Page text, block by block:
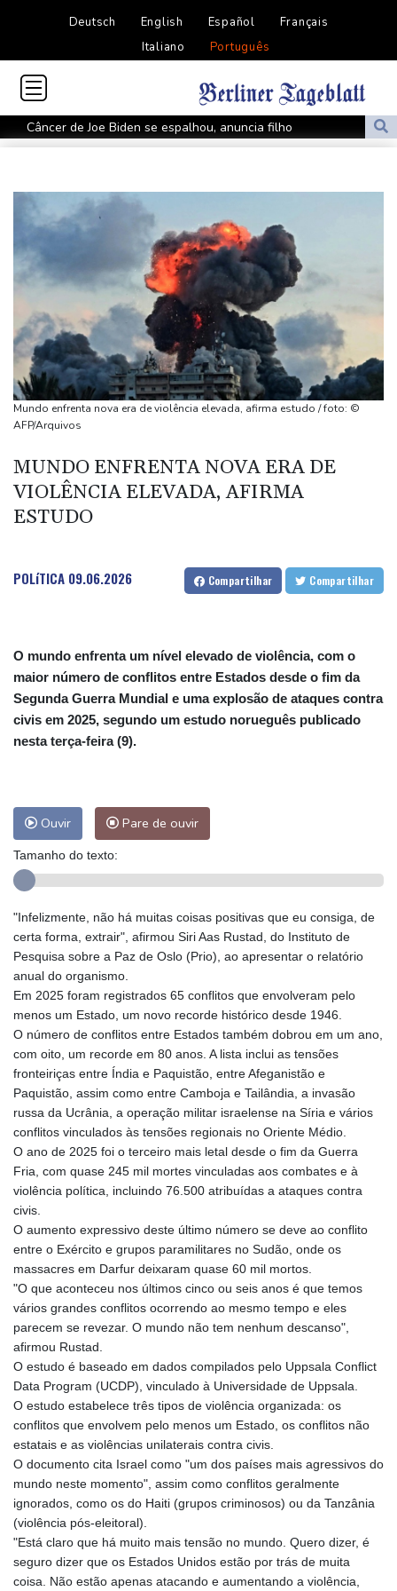
Deutsch English Español
Français
Italiano
Português
Câncer de Joe Biden se espalhou, anuncia filho
MP do Equador acusa sete supostos idealizadores do
Fifa contra-ataca e denuncia 'um esforço orquestrado para minar
seu presidente'
Turistas da Colômbia morrem em acidente de helicóptero no Rio
de Janeiro
Atentados marcam primeiro dia do novo governo na Colômbia
Swiatek vence Kostyuk de virada e avança às quartas de final
WTA 1000 de Toronto
Turistas da Colômbia morrem em acidente de helicóptero no Rio
(imprensa)
Espanha inicia controle na fronteira com Itália após crise
Após renovar com Real Madrid, Vini joga com braçadeira de
capitão na vitória sobre o Ferencvaros
Simeone reafirma que decisão sobre Julián Álvarez já foi tomada
Mundo enfrenta nova era de violência elevada, afirma estudo / foto: ©
AFP/Arquivos
MUNDO ENFRENTA NOVA ERA DE
VIOLÊNCIA ELEVADA, AFIRMA
ESTUDO
POLíTICA 09.06.2026 Compartilhar Compartilhar
O mundo enfrenta um nível elevado de violência, com o
maior número de conflitos entre Estados desde o fim da
Segunda Guerra Mundial e uma explosão de ataques contra
civis em 2025, segundo um estudo norueguês publicado
nesta terça-feira (9).
Ouvir Pare de ouvir
Tamanho do texto:
"Infelizmente, não há muitas coisas positivas que eu consiga, de
certa forma, extrair", afirmou Siri Aas Rustad, do Instituto de
Pesquisa sobre a Paz de Oslo (Prio), ao apresentar o relatório
anual do organismo.
Em 2025 foram registrados 65 conflitos que envolveram pelo
menos um Estado, um novo recorde histórico desde 1946.
O número de conflitos entre Estados também dobrou em um ano,
com oito, um recorde em 80 anos. A lista inclui as tensões
fronteiriças entre Índia e Paquistão, entre Afeganistão e
Paquistão, assim como entre Camboja e Tailândia, a invasão
russa da Ucrânia, a operação militar israelense na Síria e vários
conflitos vinculados às tensões regionais no Oriente Médio.
O ano de 2025 foi o terceiro mais letal desde o fim da Guerra
Fria, com quase 245 mil mortes vinculadas aos combates e à
violência política, incluindo 76.500 atribuídas a ataques contra
civis.
O aumento expressivo deste último número se deve ao conflito
entre o Exército e grupos paramilitares no Sudão, onde os
massacres em Darfur deixaram quase 60 mil mortos.
"O que aconteceu nos últimos cinco ou seis anos é que temos
vários grandes conflitos ocorrendo ao mesmo tempo e eles
parecem se revezar. O mundo não tem nenhum descanso",
afirmou Rustad.
O estudo é baseado em dados compilados pelo Uppsala Conflict
Data Program (UCDP), vinculado à Universidade de Uppsala.
O estudo estabelece três tipos de violência organizada: os
conflitos que envolvem pelo menos um Estado, os conflitos não
estatais e as violências unilaterais contra civis.
O documento cita Israel como "um dos países mais agressivos do
mundo neste momento", assim como conflitos geralmente
ignorados, como os do Haiti (grupos criminosos) ou da Tanzânia
(violência pós-eleitoral).
"Está claro que há muito mais tensão no mundo. Quero dizer, é
seguro dizer que os Estados Unidos estão por trás de muita
coisa. Não estão apenas atacando e aumentando a violência,